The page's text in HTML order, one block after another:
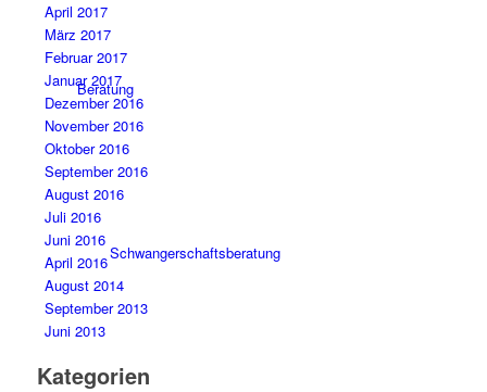
Beratung
Schwangerschaftsberatung
April 2017
März 2017
Februar 2017
Januar 2017
Dezember 2016
November 2016
Oktober 2016
September 2016
August 2016
Juli 2016
Juni 2016
April 2016
August 2014
September 2013
Juni 2013
Kategorien